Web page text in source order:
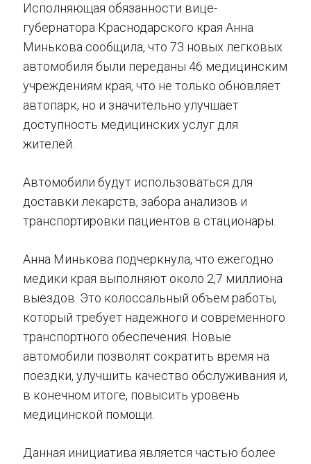
Исполняющая обязанности вице-
губернатора Краснодарского края Анна
Минькова сообщила, что 73 новых легковых
автомобиля были переданы 46 медицинским
учреждениям края, что не только обновляет
автопарк, но и значительно улучшает
доступность медицинских услуг для
жителей.
Автомобили будут использоваться для
доставки лекарств, забора анализов и
транспортировки пациентов в стационары.
Анна Минькова подчеркнула, что ежегодно
медики края выполняют около 2,7 миллиона
выездов. Это колоссальный объем работы,
который требует надежного и современного
транспортного обеспечения. Новые
автомобили позволят сократить время на
поездки, улучшить качество обслуживания и,
в конечном итоге, повысить уровень
медицинской помощи.
Данная инициатива является частью более